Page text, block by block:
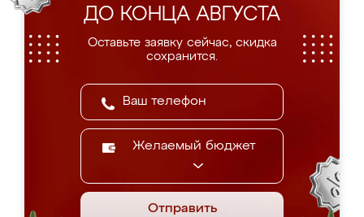
ДО КОНЦА АВГУСТА
Оставьте заявку сейчас, скидка
сохранится.
Желаемый бюджет
Отправить